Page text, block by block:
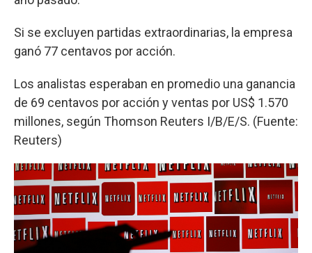
Si se excluyen partidas extraordinarias, la empresa
ganó 77 centavos por acción.
Los analistas esperaban en promedio una ganancia
de 69 centavos por acción y ventas por US$ 1.570
millones, según Thomson Reuters I/B/E/S. (Fuente:
Reuters)